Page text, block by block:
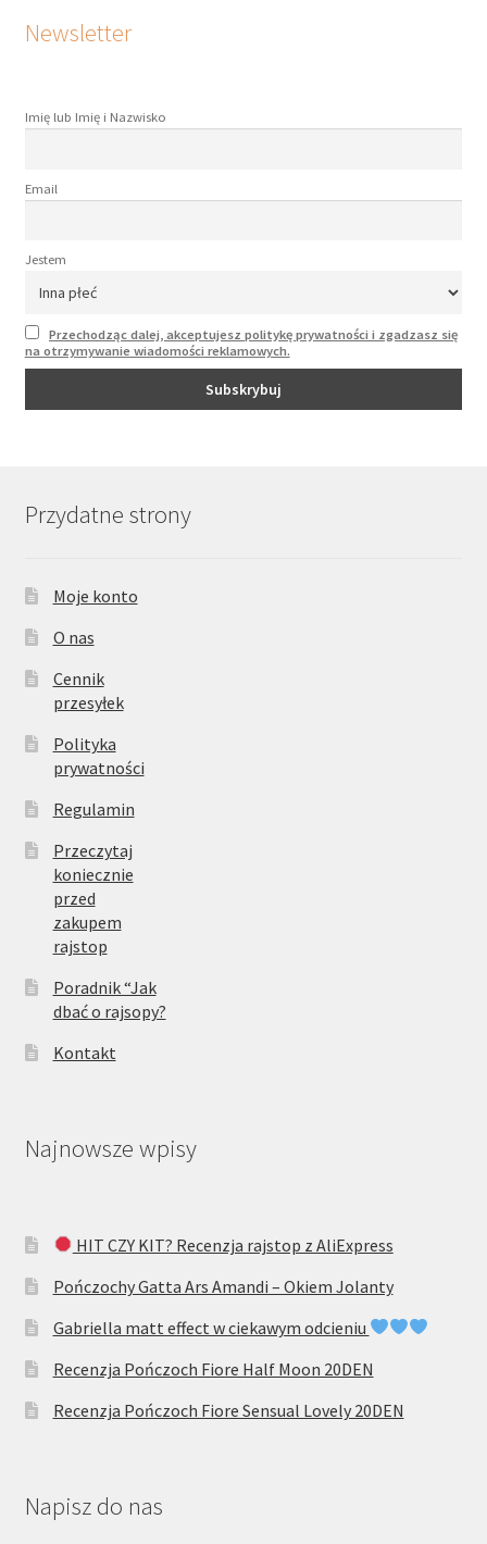
Newsletter
Imię lub Imię i Nazwisko
Email
Jestem
Przechodząc dalej, akceptujesz politykę prywatności i zgadzasz się
na otrzymywanie wiadomości reklamowych.
Przydatne strony
Moje konto
O nas
Cennik
przesyłek
Polityka
prywatności
Regulamin
Przeczytaj
koniecznie
przed
zakupem
rajstop
Poradnik “Jak
dbać o rajsopy?
Kontakt
Najnowsze wpisy
HIT CZY KIT? Recenzja rajstop z AliExpress
Pończochy Gatta Ars Amandi – Okiem Jolanty
Gabriella matt effect w ciekawym odcieniu
Recenzja Pończoch Fiore Half Moon 20DEN
Recenzja Pończoch Fiore Sensual Lovely 20DEN
Napisz do nas